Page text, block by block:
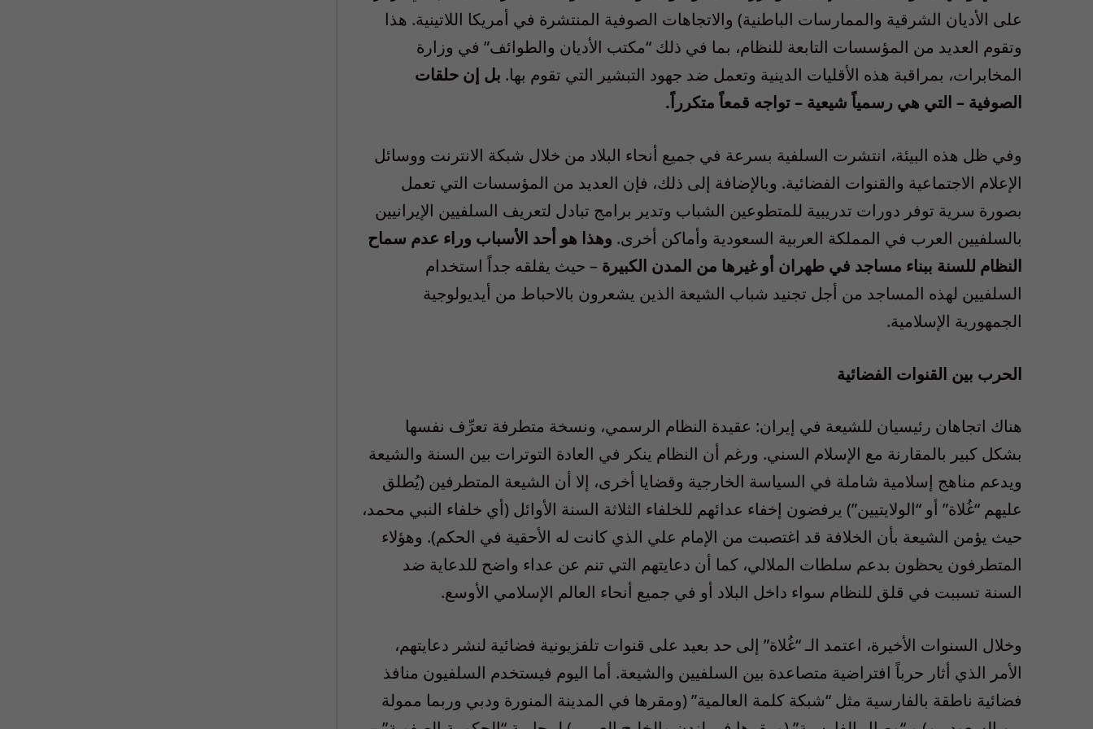
على الأديان الشرقية والممارسات الباطنية) والاتجاهات الصوفية المنتشرة في أمريكا اللاتينية. هذا
وتقوم العديد من المؤسسات التابعة للنظام، بما في ذلك “مكتب الأديان والطوائف” في وزارة
المخابرات، بمراقبة هذه الأقليات الدينية وتعمل ضد جهود التبشير التي تقوم بها. بل إن حلقات
الصوفية – التي هي رسمياً شيعية – تواجه قمعاً متكرراً.
وفي ظل هذه البيئة، انتشرت السلفية بسرعة في جميع أنحاء البلاد من خلال شبكة الانترنت ووسائل
الإعلام الاجتماعية والقنوات الفضائية. وبالإضافة إلى ذلك، فإن العديد من المؤسسات التي تعمل
بصورة سرية توفر دورات تدريبية للمتطوعين الشباب وتدير برامج تبادل لتعريف السلفيين الإيرانيين
بالسلفيين العرب في المملكة العربية السعودية وأماكن أخرى. وهذا هو أحد الأسباب وراء عدم سماح
النظام للسنة ببناء مساجد في طهران أو غيرها من المدن الكبيرة – حيث يقلقه جداً استخدام
السلفيين لهذه المساجد من أجل تجنيد شباب الشيعة الذين يشعرون بالاحباط من أيديولوجية
الجمهورية الإسلامية.
الحرب بين القنوات الفضائية
هناك اتجاهان رئيسيان للشيعة في إيران: عقيدة النظام الرسمي، ونسخة متطرفة تعرِّف نفسها
بشكل كبير بالمقارنة مع الإسلام السني. ورغم أن النظام ينكر في العادة التوترات بين السنة والشيعة
ويدعم مناهج إسلامية شاملة في السياسة الخارجية وقضايا أخرى، إلا أن الشيعة المتطرفين (يُطلق
عليهم “غُلاة” أو “الولايتيين”) يرفضون إخفاء عدائهم للخلفاء الثلاثة السنة الأوائل (أي خلفاء النبي محمد،
حيث يؤمن الشيعة بأن الخلافة قد اغتصبت من الإمام علي الذي كانت له الأحقية في الحكم). وهؤلاء
المتطرفون يحظون بدعم سلطات الملالي، كما أن دعايتهم التي تنم عن عداء واضح للدعاية ضد
السنة تسببت في قلق للنظام سواء داخل البلاد أو في جميع أنحاء العالم الإسلامي الأوسع.
وخلال السنوات الأخيرة، اعتمد الـ “غُلاة” إلى حد بعيد على قنوات تلفزيونية فضائية لنشر دعايتهم،
الأمر الذي أثار حرباً افتراضية متصاعدة بين السلفيين والشيعة. أما اليوم فيستخدم السلفيون منافذ
فضائية ناطقة بالفارسية مثل “شبكة كلمة العالمية” (ومقرها في المدينة المنورة ودبي وربما ممولة